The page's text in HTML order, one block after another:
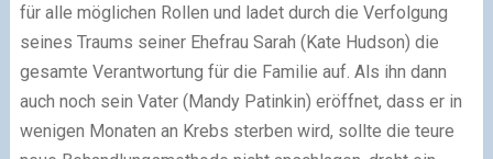
für alle möglichen Rollen und ladet durch die Verfolgung
seines Traums seiner Ehefrau Sarah (Kate Hudson) die
gesamte Verantwortung für die Familie auf. Als ihn dann
auch noch sein Vater (Mandy Patinkin) eröffnet, dass er in
wenigen Monaten an Krebs sterben wird, sollte die teure